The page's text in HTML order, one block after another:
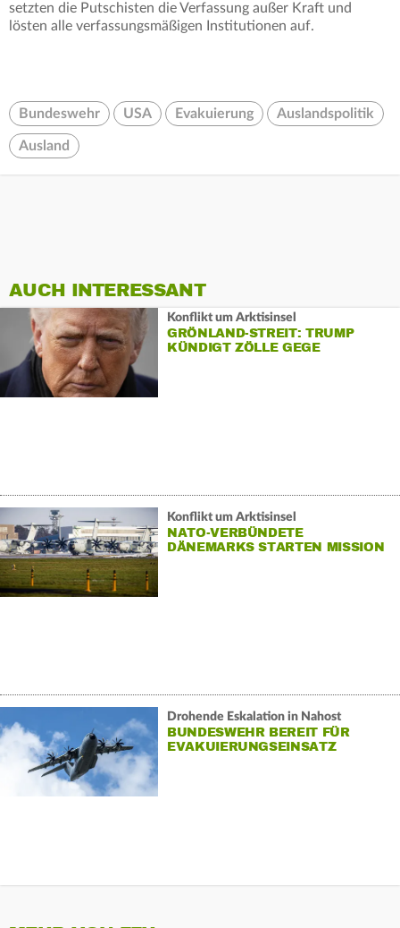
setzten die Putschisten die Verfassung außer Kraft und
lösten alle verfassungsmäßigen Institutionen auf.
Bundeswehr USA Evakuierung Auslandspolitik
Ausland
AUCH INTERESSANT
Konflikt um Arktisinsel
GRÖNLAND-STREIT: TRUMP
KÜNDIGT ZÖLLE GEGE
Konflikt um Arktisinsel
NATO-VERBÜNDETE
DÄNEMARKS STARTEN MISSION
Drohende Eskalation in Nahost
BUNDESWEHR BEREIT FÜR
EVAKUIERUNGSEINSATZ